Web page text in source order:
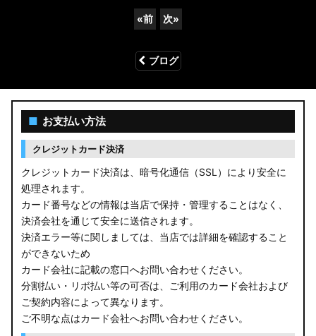
«前 次»
ブログ
■ お支払い方法
クレジットカード決済
クレジットカード決済は、暗号化通信（SSL）により安全に
処理されます。
カード番号などの情報は当店で保持・管理することはなく、
決済会社を通じて安全に送信されます。
決済エラー等に関しましては、当店では詳細を確認すること
ができないため
カード会社に記載の窓口へお問い合わせください。
分割払い・リボ払い等の可否は、ご利用のカード会社および
ご契約内容によって異なります。
ご不明な点はカード会社へお問い合わせください。